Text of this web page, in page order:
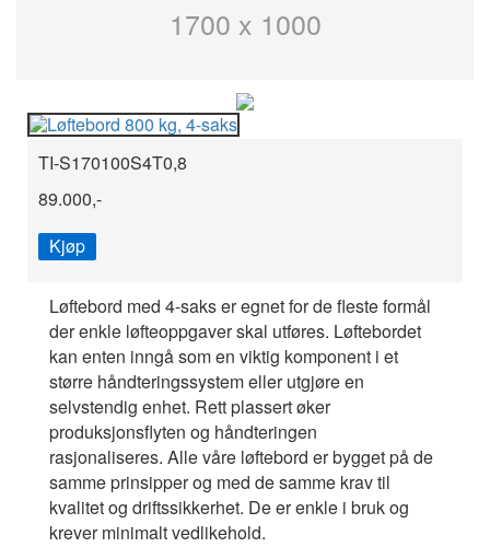
1700 x 1000
TI-S170100S4T0,8
89.000,-
Kjøp
Løftebord med 4-saks er egnet for de fleste formål
der enkle løfteoppgaver skal utføres. Løftebordet
kan enten inngå som en viktig komponent i et
større håndteringssystem eller utgjøre en
selvstendig enhet. Rett plassert øker
produksjonsflyten og håndteringen
rasjonaliseres. Alle våre løftebord er bygget på de
samme prinsipper og med de samme krav til
kvalitet og driftssikkerhet. De er enkle i bruk og
krever minimalt vedlikehold.